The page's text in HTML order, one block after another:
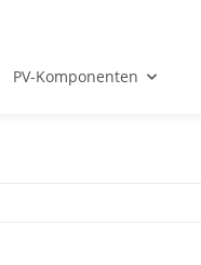
PV-Komponenten